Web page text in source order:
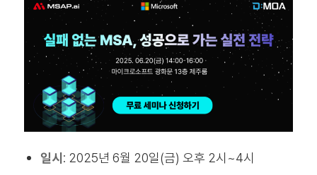
일시 : 2025년 6월 20일(금) 오후 2시~4시